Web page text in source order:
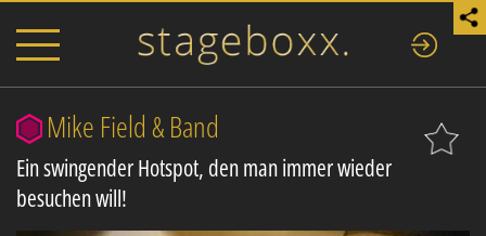
Mike Field & Band
Ein swingender Hotspot, den man immer wieder
besuchen will!